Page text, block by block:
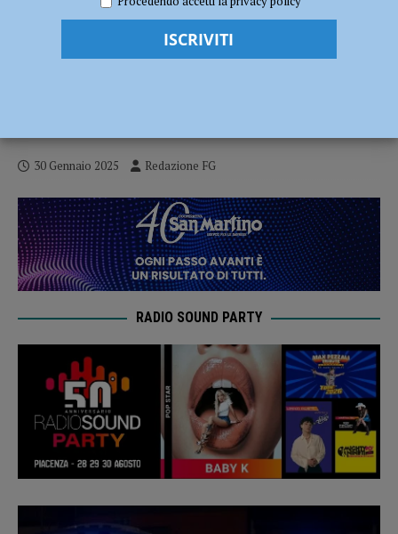
soggiorno scaduto
Rissa in via Calciati, straniero trovato
30 Gennaio 2025 Redazione FG
RADIO SOUND PARTY